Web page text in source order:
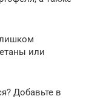
или
Добавьте в